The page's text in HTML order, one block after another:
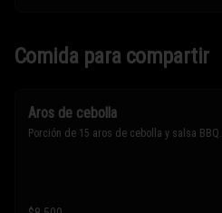
Comida para compartir
Aros de cebolla
Porción de 15 aros de cebolla y salsa BBQ.